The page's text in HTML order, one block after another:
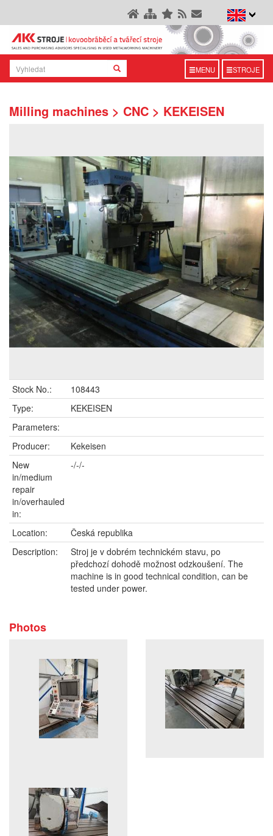
MENU STROJE
Milling machines > CNC > KEKEISEN
Stock No.:
108443
Type:
KEKEISEN
Parameters:
Producer:
Kekeisen
New
in/medium
repair
in/overhauled
in:
-/-/-
Location:
Česká republika
Description:
Stroj je v dobrém technickém stavu, po
předchozí dohodě možnost odzkoušení. The
machine is in good technical condition, can be
tested under power.
Photos